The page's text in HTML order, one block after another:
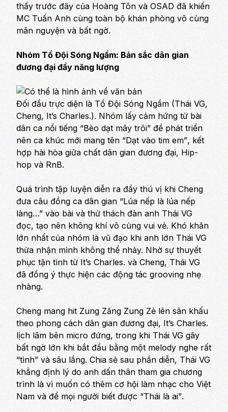
thấy trước đây của Hoàng Tôn và OSAD đã khiến
MC Tuấn Anh cùng toàn bộ khán phòng vô cùng
mãn nguyện và bất ngờ.
Nhóm Tổ Đội Sóng Ngầm: Bản sắc dân gian
đương đại đầy năng lượng
Đối đầu trực diện là Tổ Đội Sóng Ngầm (Thái VG,
Cheng, It’s Charles.). Nhóm lấy cảm hứng từ bài
dân ca nổi tiếng“Bèo dạt mây trôi”để phát triển
nên ca khúc mới mang tên “Dạt vào tim em”, kết
hợp hài hòa giữa chất dân gian đương đại, Hip-
hop và RnB.
Quá trình tập luyện diễn ra đầy thú vị khi Cheng
đưa câu đồng ca dân gian “Lúa nếp là lúa nếp
làng…”vào bài và thử thách đàn anh Thái VG
đọc, tạo nên không khí vô cùng vui vẻ. Khó khăn
lớn nhất của nhóm là vũ đạo khi anh lớn Thái VG
thừa nhận mình không thể nhảy. Nhờ sự thuyết
phục tận tình từ It’s Charles. và Cheng, Thái VG
đã đồng ý thực hiện các động tác grooving nhẹ
nhàng.
Cheng mang hit Zung Zăng Zung Zẻ lên sân khấu
theo phong cách dân gian đương đại, It’s Charles.
lịch lãm bên micro đứng, trong khi Thái VG gây
bất ngờ lớn khi bắt đầu bằng một melody nghe rất
“tình” và sâu lắng. Chia sẻ sau phần diễn, Thái VG
khẳng định lý do anh dấn thân tham gia chương
trình là vì muốn có thêm cơ hội làm nhạc cho Việt
Nam và để mọi người biết được“Thái là ai”.